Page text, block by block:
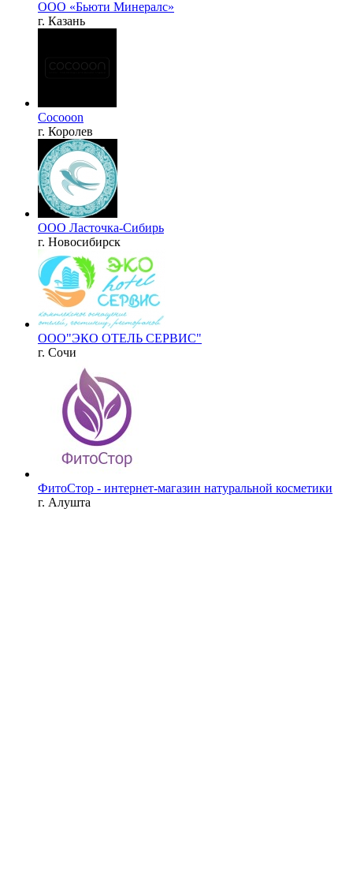
ООО «Бьюти Минералс»
г. Казань
Cocooon
г. Королев
ООО Ласточка-Сибирь
г. Новосибирск
ООО"ЭКО ОТЕЛЬ СЕРВИС"
г. Сочи
ФитоСтор - интернет-магазин натуральной косметики
г. Алушта